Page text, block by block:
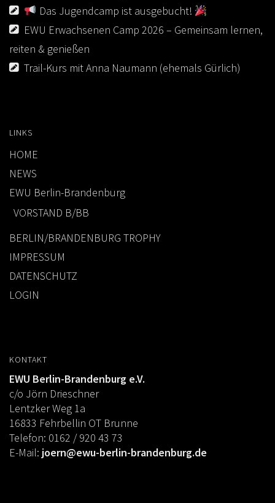
Das Jugendcamp ist ausgebucht!
EWU Erwachsenen Camp 2026 – Gemeinsam lernen,
reiten & genießen
Trail-Kurs mit Anna Naumann (ehemals Gürlich)
LINKS
HOME
NEWS
EWU Berlin-Brandenburg
VORSTAND B/BB
BERLIN/BRANDENBURG TROPHY
IMPRESSUM
DATENSCHUTZ
LOGIN
KONTAKT
EWU Berlin-Brandenburg e.V.
c/o Jörn Drieschner
Lentzker Weg 1a
16833 Fehrbellin OT Brunne
Telefon: 0162 / 920 43 73
E-Mail: joern@ewu-berlin-brandenburg.de